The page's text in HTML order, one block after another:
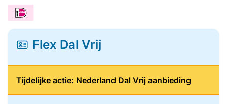
Flex Dal Vrij
Tijdelijke actie: Nederland Dal Vrij aanbieding